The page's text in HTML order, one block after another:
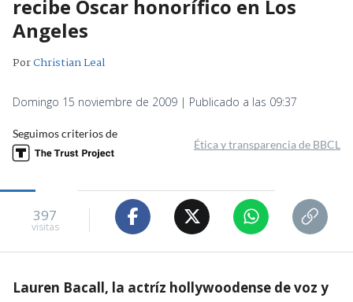
recibe Oscar honorífico en Los
Angeles
PorChristian Leal
Domingo 15 noviembre de 2009 | Publicado a las 09:37
Seguimos criterios de
Ética y transparencia de BBCL
397
visitas
Lauren Bacall, la actríz hollywoodense de voz y